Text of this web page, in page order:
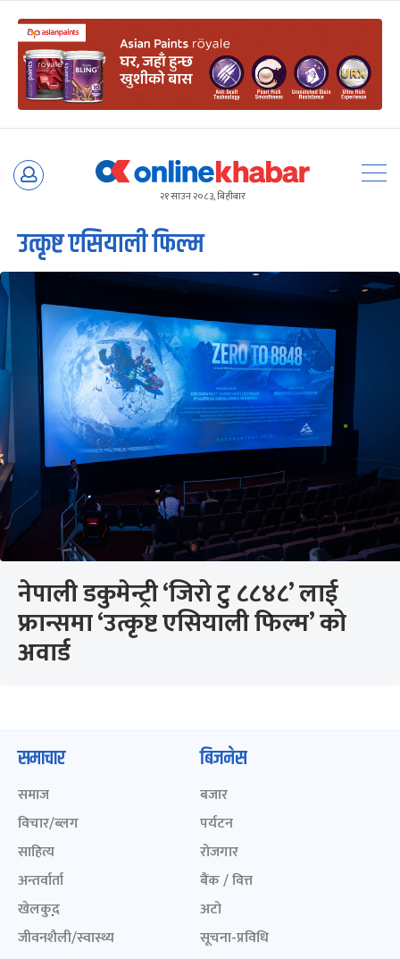
Skip
२१ साउन २०८३, बिहीबार
उत्कृष्ट एसियाली फिल्म
नेपाली डकुमेन्ट्री ‘जिरो टु ८८४८’ लाई
फ्रान्समा ‘उत्कृष्ट एसियाली फिल्म’ को
अवार्ड
समाचार
समाज
विचार/ब्लग
साहित्य
अन्तर्वार्ता
खेलकुद़़
जीवनशैली/स्वास्थ्य
बिजनेस
बजार
पर्यटन
रोजगार
बैंक / वित्त
अटो
सूचना-प्रविधि